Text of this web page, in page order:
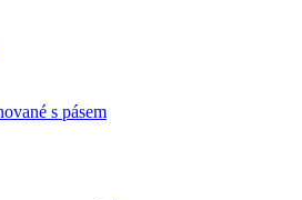
s pásem